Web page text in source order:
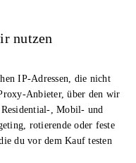
nutzen
IP-Adressen, die nicht
Anbieter, über den wir
Residential-, Mobil- und
rotierende oder feste
du vor dem Kauf testen